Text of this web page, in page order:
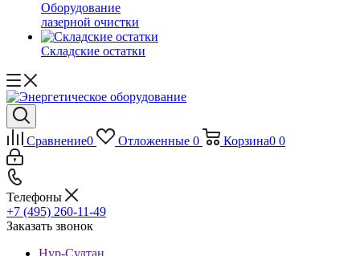
Оборудование
лазерной очистки
Складские остатки
Сравнение0 Отложенные 0 Корзина0 0
Телефоны
+7 (495) 260-11-49
Заказать звонок
Нур-Султан